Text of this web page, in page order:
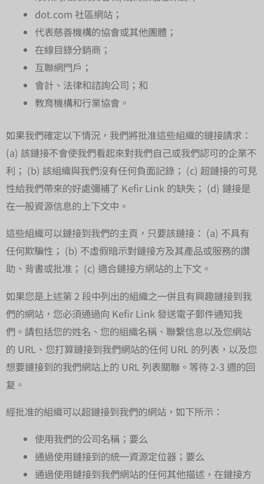
dot.com 社區網站；
代表慈善機構的協會或其他團體；
在線目錄分銷商；
互聯網門戶；
會計、法律和諮詢公司；和
教育機構和行業協會。
如果我們確定以下情況，我們將批准這些組織的鏈接請求：
(a) 該鏈接不會使我們看起來對我們自己或我們認可的企業不
利； (b) 該組織與我們沒有任何負面記錄； (c) 超鏈接的可見
性給我們帶來的好處彌補了 Kefir Link 的缺失； (d) 鏈接是
在一般資源信息的上下文中。
這些組織可以鏈接到我們的主頁，只要該鏈接： (a) 不具有
任何欺騙性； (b) 不虛假暗示對鏈接方及其產品或服務的讚
助、背書或批准； (c) 適合鏈接方網站的上下文。
如果您是上述第 2 段中列出的組織之一併且有興趣鏈接到我
們的網站，您必須通過向 Kefir Link 發送電子郵件通知我
們。請包括您的姓名、您的組織名稱、聯繫信息以及您網站
的 URL、您打算鏈接到我們網站的任何 URL 的列表，以及您
想要鏈接到的我們網站上的 URL 列表關聯。等待 2-3 週的回
复。
經批准的組織可以超鏈接到我們的網站，如下所示：
使用我們的公司名稱；要么
通過使用鏈接到的統一資源定位器；要么
通過使用鏈接到我們網站的任何其他描述，在鏈接方